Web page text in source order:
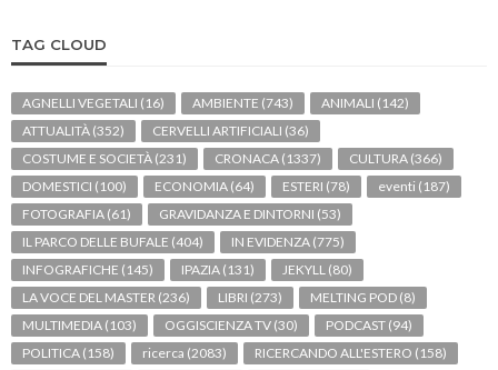
TAG CLOUD
AGNELLI VEGETALI (16) AMBIENTE (743) ANIMALI (142)
ATTUALITÀ (352) CERVELLI ARTIFICIALI (36)
COSTUME E SOCIETÀ (231) CRONACA (1337) CULTURA (366)
DOMESTICI (100) ECONOMIA (64) ESTERI (78) eventi (187)
FOTOGRAFIA (61) GRAVIDANZA E DINTORNI (53)
IL PARCO DELLE BUFALE (404) IN EVIDENZA (775)
INFOGRAFICHE (145) IPAZIA (131) JEKYLL (80)
LA VOCE DEL MASTER (236) LIBRI (273) MELTING POD (8)
MULTIMEDIA (103) OGGISCIENZA TV (30) PODCAST (94)
POLITICA (158) ricerca (2083) RICERCANDO ALL'ESTERO (158)